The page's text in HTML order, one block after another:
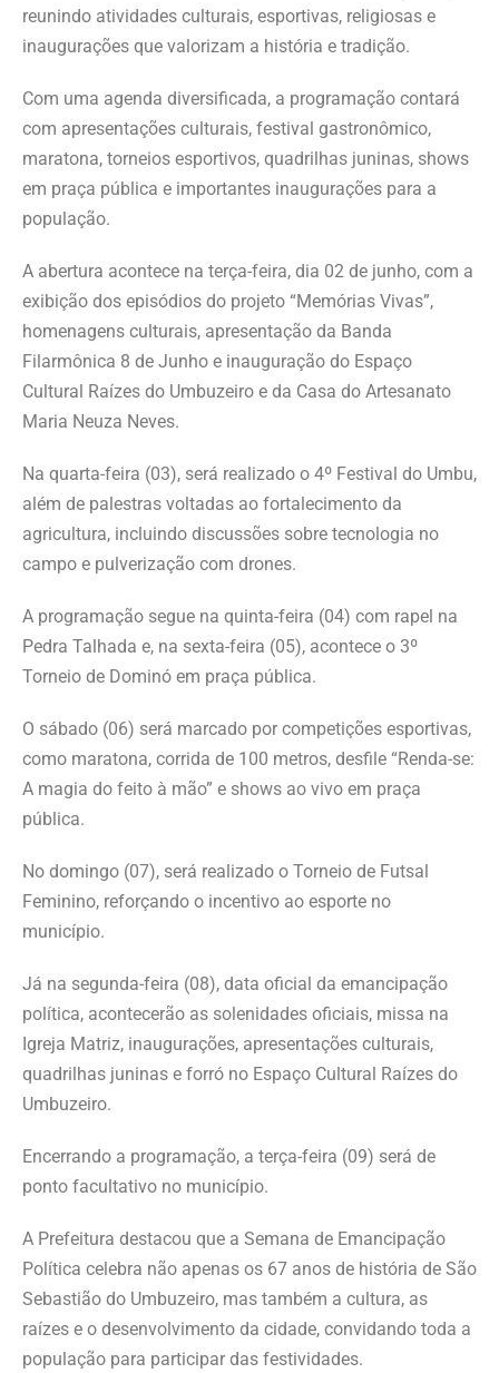
reunindo atividades culturais, esportivas, religiosas e
inaugurações que valorizam a história e tradição.
Com uma agenda diversificada, a programação contará
com apresentações culturais, festival gastronômico,
maratona, torneios esportivos, quadrilhas juninas, shows
em praça pública e importantes inaugurações para a
população.
A abertura acontece na terça-feira, dia 02 de junho, com a
exibição dos episódios do projeto “Memórias Vivas”,
homenagens culturais, apresentação da Banda
Filarmônica 8 de Junho e inauguração do Espaço
Cultural Raízes do Umbuzeiro e da Casa do Artesanato
Maria Neuza Neves.
Na quarta-feira (03), será realizado o 4º Festival do Umbu,
além de palestras voltadas ao fortalecimento da
agricultura, incluindo discussões sobre tecnologia no
campo e pulverização com drones.
A programação segue na quinta-feira (04) com rapel na
Pedra Talhada e, na sexta-feira (05), acontece o 3º
Torneio de Dominó em praça pública.
O sábado (06) será marcado por competições esportivas,
como maratona, corrida de 100 metros, desfile “Renda-se:
A magia do feito à mão” e shows ao vivo em praça
pública.
No domingo (07), será realizado o Torneio de Futsal
Feminino, reforçando o incentivo ao esporte no
município.
Já na segunda-feira (08), data oficial da emancipação
política, acontecerão as solenidades oficiais, missa na
Igreja Matriz, inaugurações, apresentações culturais,
quadrilhas juninas e forró no Espaço Cultural Raízes do
Umbuzeiro.
Encerrando a programação, a terça-feira (09) será de
ponto facultativo no município.
A Prefeitura destacou que a Semana de Emancipação
Política celebra não apenas os 67 anos de história de São
Sebastião do Umbuzeiro, mas também a cultura, as
raízes e o desenvolvimento da cidade, convidando toda a
população para participar das festividades.